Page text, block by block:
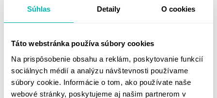
Súhlas Detaily O cookies
Táto webstránka používa súbory cookies
Na prispôsobenie obsahu a reklám, poskytovanie funkcií
sociálnych médií a analýzu návštevnosti používame
súbory cookie. Informácie o tom, ako používate naše
webové stránky, poskytujeme aj našim partnerom v
Doprava a vrátenie
MOHLO BY SA VÁM
PÁČIŤ